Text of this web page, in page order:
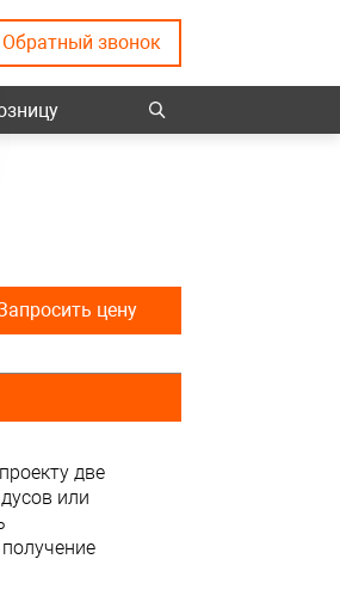
Обратный звонок
цену
две
или